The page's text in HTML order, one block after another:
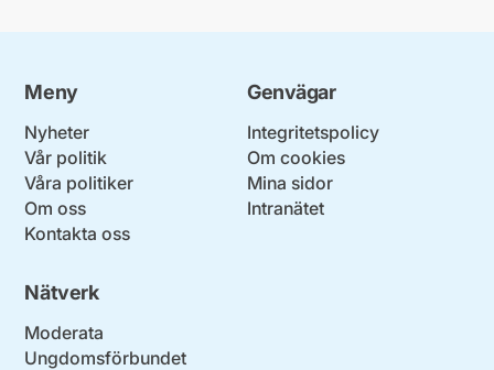
Meny
Nyheter
Vår politik
Våra politiker
Om oss
Kontakta oss
Genvägar
Integritetspolicy
Om cookies
Mina sidor
Intranätet
Nätverk
Moderata
Ungdomsförbundet